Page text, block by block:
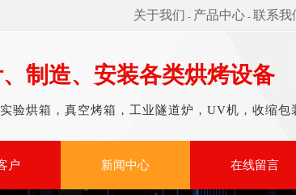
关于我们 - 产品中心 - 联系我
制造、安装各类烘烤设备
验烘箱，真空烤箱，工业隧道炉，UV机，收缩包
户 新闻中心 在线留言